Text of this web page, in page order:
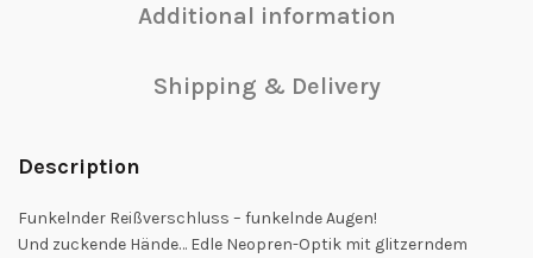
Additional information
Shipping & Delivery
Description
Funkelnder Reißverschluss – funkelnde Augen!
Und zuckende Hände… Edle Neopren-Optik mit glitzerndem